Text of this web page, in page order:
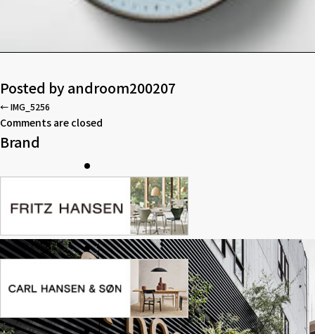
Posted byandroom200207
←IMG_5256
Comments are closed
Brand